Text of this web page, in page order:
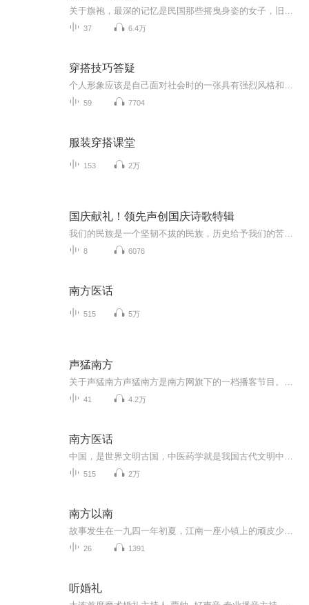
37 6.4万
穿搭技巧答疑
59 7704
服装穿搭课堂
153 2万
国庆献礼！领先声创国庆诗歌特辑
8 6076
南方医话
515 5万
声猛南方
41 4.2万
南方医话
515 2万
南方以南
26 1391
听婚礼